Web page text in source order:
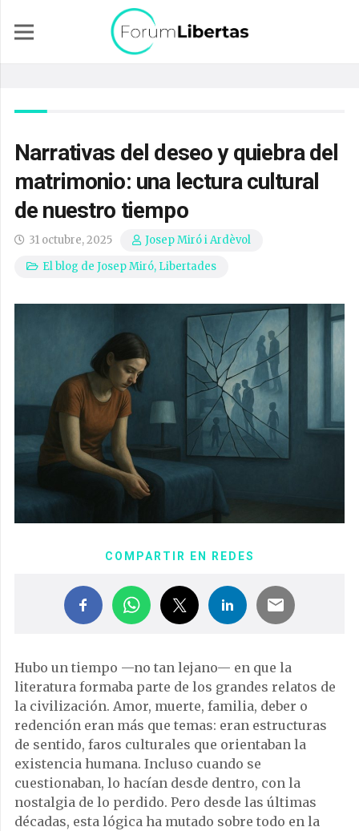
Narrativas del deseo y quiebra del
matrimonio: una lectura cultural
de nuestro tiempo
31 octubre, 2025
Josep Miró i Ardèvol
El blog de Josep Miró, Libertades
COMPARTIR EN REDES
Hubo un tiempo —no tan lejano— en que la
literatura formaba parte de los grandes relatos de
la civilización. Amor, muerte, familia, deber o
redención eran más que temas: eran estructuras
de sentido, faros culturales que orientaban la
existencia humana. Incluso cuando se
cuestionaban, lo hacían desde dentro, con la
nostalgia de lo perdido. Pero desde las últimas
décadas, esta lógica ha mutado sobre todo en la